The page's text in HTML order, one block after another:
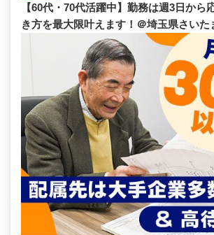
【60代・70代活躍中】勤務は週3日から
き方を最大限叶えます！＠埼玉県さいた